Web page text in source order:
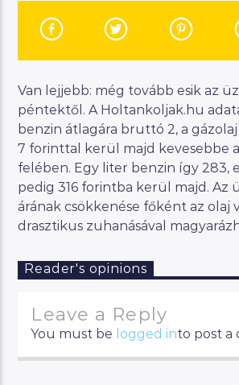
River
Manna FM
Van lejjebb: még tovább esik az
péntektől. A Holtankoljak.hu
benzin átlagára bruttó 2, a
7 forinttal kerül majd kevesebbe
felében. Egy liter benzin így 283,
pedig 316 forintba kerül majd. Az
árának csökkenése főként az olaj
drasztikus zuhanásával
Reader's opinions
Leave a Reply
You must be logged into post a